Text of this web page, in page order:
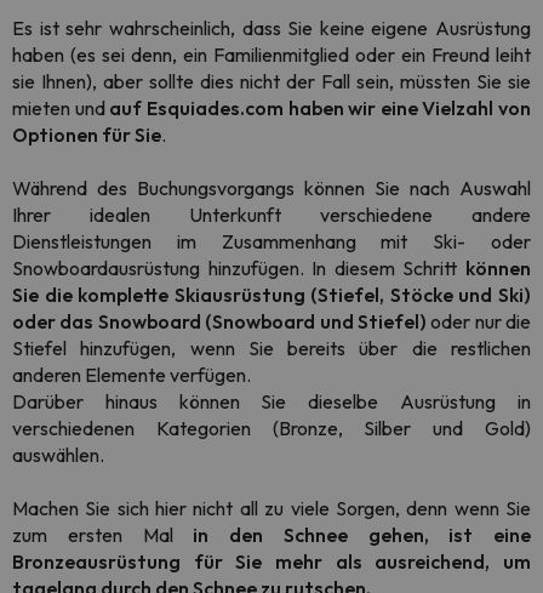
Es ist sehr wahrscheinlich, dass Sie keine eigene Ausrüstung
haben (es sei denn, ein Familienmitglied oder ein Freund leiht
sie Ihnen), aber sollte dies nicht der Fall sein, müssten Sie sie
mieten und auf Esquiades.com haben wir eine Vielzahl von
Optionen für Sie.
Während des Buchungsvorgangs können Sie nach Auswahl
Ihrer idealen Unterkunft verschiedene andere
Dienstleistungen im Zusammenhang mit Ski- oder
Snowboardausrüstung hinzufügen. In diesem Schritt können
Sie die komplette Skiausrüstung (Stiefel, Stöcke und Ski)
oder das Snowboard (Snowboard und Stiefel) oder nur die
Stiefel hinzufügen, wenn Sie bereits über die restlichen
anderen Elemente verfügen.
Darüber hinaus können Sie dieselbe Ausrüstung in
verschiedenen Kategorien (Bronze, Silber und Gold)
auswählen.
Machen Sie sich hier nicht all zu viele Sorgen, denn wenn Sie
zum ersten Mal in den Schnee gehen, ist eine
Bronzeausrüstung fürSie mehr als ausreichend, um
tagelang durch den Schnee zu rutschen.